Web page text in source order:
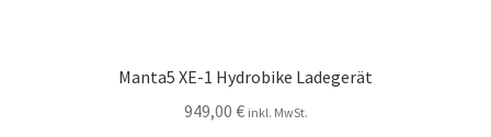
Manta5 XE-1 Hydrobike Ladegerät
949,00 € inkl. MwSt.